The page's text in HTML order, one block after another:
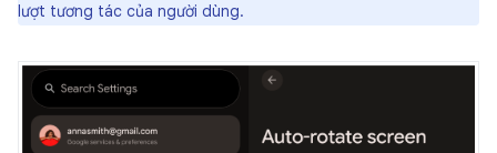
lượt tương tác của người dùng.